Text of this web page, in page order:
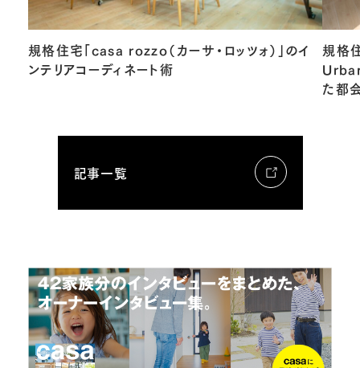
規格住宅「casa rozzo（カーサ・ロッツォ）」のイ
ンテリアコーディネート術
規格
た都
記事一覧